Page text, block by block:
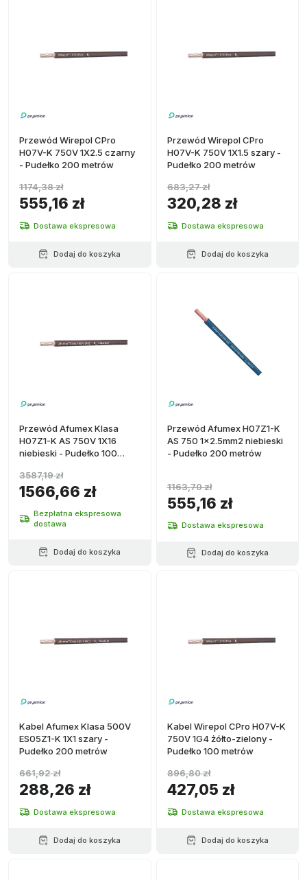
Przewód Wirepol CPro
H07V-K 750V 1X2.5 czarny
- Pudełko 200 metrów
555,16 zł
1174,38 zł
Dostawa ekspresowa
Dodaj do koszyka
Przewód Wirepol CPro
H07V-K 750V 1X1.5 szary -
Pudełko 200 metrów
320,28 zł
683,27 zł
Dostawa ekspresowa
Dodaj do koszyka
Przewód Afumex Klasa
H07Z1-K AS 750V 1X16
niebieski - Pudełko 100
1566,66 zł
3587,19 zł
Bezpłatna ekspresowa
dostawa
Dodaj do koszyka
Przewód Afumex H07Z1-K
AS 750 1x2.5mm2 niebieski
- Pudełko 200 metrów
555,16 zł
1163,70 zł
Dostawa ekspresowa
Dodaj do koszyka
Kabel Afumex Klasa 500V
ES05Z1-K 1X1 szary -
Pudełko 200 metrów
288,26 zł
661,92 zł
Dostawa ekspresowa
Dodaj do koszyka
Kabel Wirepol CPro H07V-K
750V 1G4 żółto-zielony -
Pudełko 100 metrów
427,05 zł
896,80 zł
Dostawa ekspresowa
Dodaj do koszyka